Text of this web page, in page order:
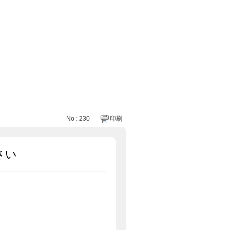
No : 230 印刷
い